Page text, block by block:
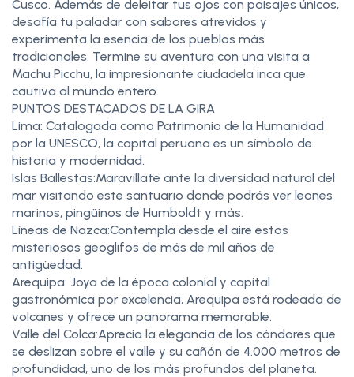
Cusco. Además de deleitar tus ojos con paisajes únicos,
desafía tu paladar con sabores atrevidos y
experimenta la esencia de los pueblos más
tradicionales. Termine su aventura con una visita a
Machu Picchu, la impresionante ciudadela inca que
cautiva al mundo entero.
PUNTOS DESTACADOS DE LA GIRA
Lima: Catalogada como Patrimonio de la Humanidad
por la UNESCO, la capital peruana es un símbolo de
historia y modernidad.
Islas Ballestas:Maravíllate ante la diversidad natural del
mar visitando este santuario donde podrás ver leones
marinos, pingüinos de Humboldt y más.
Líneas de Nazca:Contempla desde el aire estos
misteriosos geoglifos de más de mil años de
antigüedad.
Arequipa: Joya de la época colonial y capital
gastronómica por excelencia, Arequipa está rodeada de
volcanes y ofrece un panorama memorable.
Valle del Colca:Aprecia la elegancia de los cóndores que
se deslizan sobre el valle y su cañón de 4.000 metros de
profundidad, uno de los más profundos del planeta.